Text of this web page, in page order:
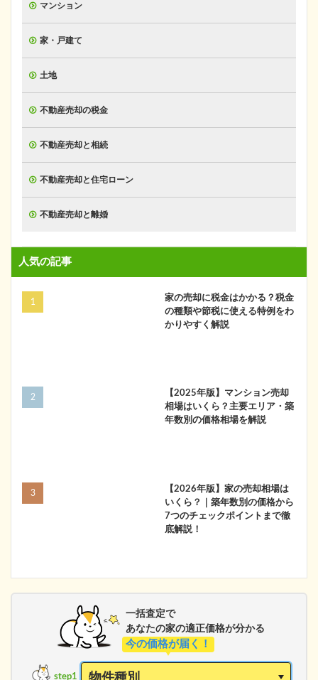
マンション
家・戸建て
土地
不動産売却の税金
不動産売却と相続
不動産売却と住宅ローン
不動産売却と離婚
人気の記事
家の売却に税金はかかる？税金
の種類や節税に使える特例をわ
かりやすく解説
【2025年版】マンション売却
相場はいくら？主要エリア・築
年数別の価格相場を解説
【2026年版】家の売却相場は
いくら？｜築年数別の価格から
7つのチェックポイントまで徹
底解説！
一括査定で
あなたの家の適正価格が分かる
今の価格が届く！
step1